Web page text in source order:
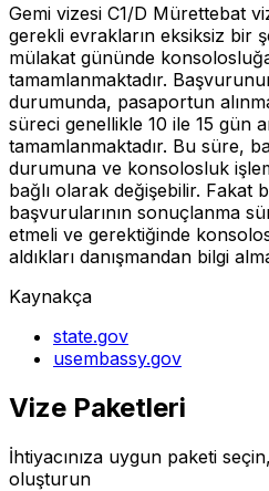
Gemi vizesi C1/D Mürettebat
gerekli evrakların eksiksiz bir
mülakat gününde
tamamlanmaktadır.
durumunda, pasaportun
süreci genellikle 10 ile 15 gün
tamamlanmaktadır. Bu süre,
durumuna ve konsolosluk
bağlı olarak değişebilir. Fakat
başvurularının sonuçlanma
etmeli ve gerektiğinde
aldıkları danışmandan bilgi
Kaynakça
state.gov
usembassy.gov
Vize Paketleri
İhtiyacınıza uygun paketi
oluşturun